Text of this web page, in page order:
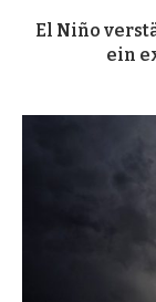
El Niño
ein